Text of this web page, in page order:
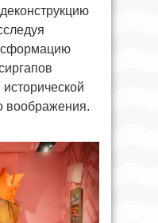
воображения.